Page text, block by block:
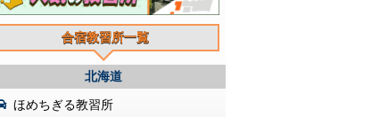
合宿教習所一覧
北海道
ほめちぎる教習所